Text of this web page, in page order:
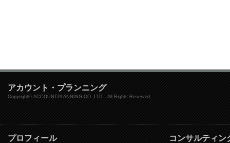
アカウント・プランニング
Copyright© ACCOUNTPLANNING CO.,LTD.. All Rights Reserved.
プロフィール コンサルティン